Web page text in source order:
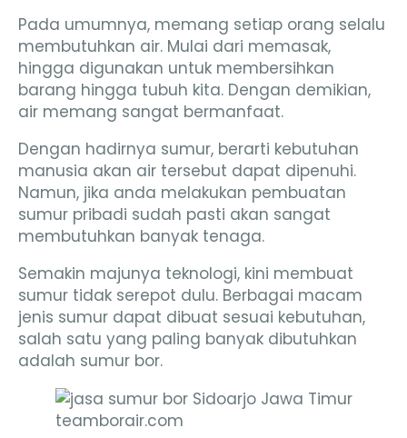
Pada umumnya, memang setiap orang selalu
membutuhkan air. Mulai dari memasak,
hingga digunakan untuk membersihkan
barang hingga tubuh kita. Dengan demikian,
air memang sangat bermanfaat.
Dengan hadirnya sumur, berarti kebutuhan
manusia akan air tersebut dapat dipenuhi.
Namun, jika anda melakukan pembuatan
sumur pribadi sudah pasti akan sangat
membutuhkan banyak tenaga.
Semakin majunya teknologi, kini membuat
sumur tidak serepot dulu. Berbagai macam
jenis sumur dapat dibuat sesuai kebutuhan,
salah satu yang paling banyak dibutuhkan
adalah sumur bor.
teamborair.com